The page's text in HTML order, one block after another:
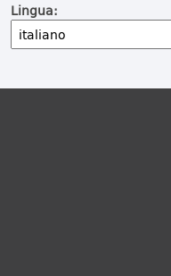
Lingua